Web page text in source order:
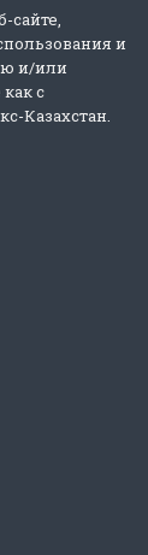
сайте,
и
и/или
с
Казахстан.